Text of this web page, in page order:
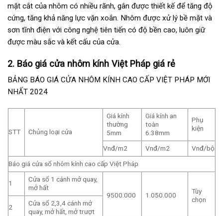
mặt cắt của nhôm có nhiều rãnh, gân được thiết kế để tăng độ
cứng, tăng khả năng lực vặn xoắn. Nhôm được xử lý bề mặt và
sơn tĩnh điện với công nghệ tiên tiến có độ bền cao, luôn giữ
được màu sắc và kết cấu của cửa.
2. Báo giá cửa nhôm kính Việt Pháp giá rẻ
BẢNG BÁO GIÁ CỬA NHÔM KÍNH CAO CẤP VIỆT PHÁP MỚI
NHẤT 2024
STT Chủng loại cửa
Giá kính
thường
5mm
Giá kính an
toàn
6.38mm
Phụ
kiện
Vnđ/m2 Vnđ/m2
Vnđ/bộ
Báo giá cửa sổ nhôm kính cao cấp Việt Pháp
1
Cửa sổ 1 cánh mở quay,
mở hất
9500.000
1.050.000
Tùy
chọn
2
Cửa sổ 2,3,4 cánh mở
quay, mở hất, mở trượt